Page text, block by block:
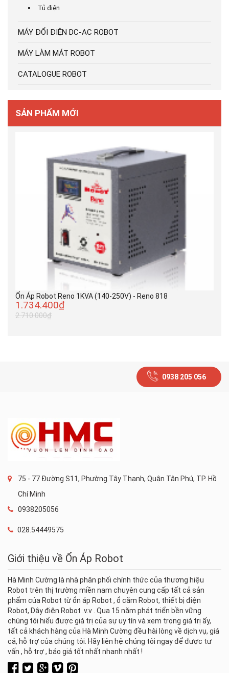
Tủ điện
MÁY ĐỔI ĐIỆN DC-AC ROBOT
MÁY LÀM MÁT ROBOT
CATALOGUE ROBOT
SẢN PHẨM MỚI
Ổn Áp Robot Reno 1KVA (140-250V) - Reno 818
1.734.400₫
2.710.000₫
0938 205 056
75 - 77 Đường S11, Phường Tây Thạnh, Quận Tân Phú, TP. Hồ
Chí Minh
0938205056
028.54449575
Giới thiệu về Ổn Áp Robot
Hà Minh Cường là nhà phân phối chính thức của thương hiệu
Robot trên thị trường miền nam chuyên cung cấp tất cả sản
phẩm của Robot từ ổn áp Robot , ổ cắm Robot, thiết bị điện
Robot, Dây điện Robot .v.v . Qua 15 năm phát triển bền vững
chúng tôi hiểu được giá trị của sự uy tín và xem trọng giá trị ấy,
tất cả khách hàng của Hà Minh Cường đều hài lòng về dịch vụ, giá
cả, hỗ trợ của chúng tôi. Hãy liên hệ chúng tôi ngay để được tư
vấn , hỗ trợ , báo giá tốt nhất nhanh nhất !